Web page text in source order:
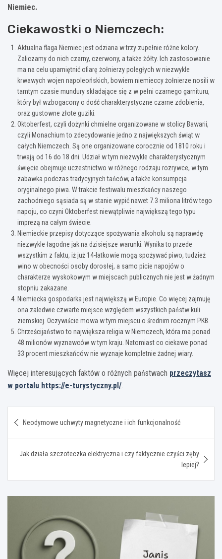
Niemiec.
Ciekawostki o Niemczech:
Aktualna flaga Niemiec jest odziana w trzy zupełnie różne kolory.
Zaliczamy do nich czarny, czerwony, a także żółty. Ich zastosowanie
ma na celu upamiętnić ofiarę żołnierzy poległych w niezwykle
krwawych wojen napoleońskich, bowiem niemieccy żołnierze nosili w
tamtym czasie mundury składające się z w pełni czarnego garnituru,
który był wzbogacony o dość charakterystyczne czarne zdobienia,
oraz gustowne złote guziki.
Oktoberfest, czyli dożynki chmielne organizowane w stolicy Bawarii,
czyli Monachium to zdecydowanie jedno z największych świąt w
całych Niemczech. Są one organizowane corocznie od 1810 roku i
trwają od 16 do 18 dni. Udział w tym niezwykle charakterystycznym
święcie obejmuje uczestnictwo w różnego rodzaju rozrywce, w tym
zabawka podczas tradycyjnych tańców, a także konsumpcja
oryginalnego piwa. W trakcie festiwalu mieszkańcy naszego
zachodniego sąsiada są w stanie wypić nawet 7.3 miliona litrów tego
napoju, co czyni Oktoberfest niewątpliwie największą tego typu
imprezą na całym świecie.
Niemieckie przepisy dotyczące spożywania alkoholu są naprawdę
niezwykle łagodne jak na dzisiejsze warunki. Wynika to przede
wszystkim z faktu, iż już 14-latkowie mogą spożywać piwo, tudzież
wino w obecności osoby dorosłej, a samo picie napojów o
charakterze wyskokowym w miejscach publicznych nie jest w żadnym
stopniu zakazane.
Niemiecka gospodarka jest największą w Europie. Co więcej zajmuję
ona zaledwie czwarte miejsce względem wszystkich państw kuli
ziemskiej. Oczywiście mowa w tym miejscu o średnim rocznym PKB.
Chrześcijaństwo to największa religia w Niemczech, która ma ponad
48 milionów wyznawców w tym kraju. Natomiast co ciekawe ponad
33 procent mieszkańców nie wyznaje kompletnie żadnej wiary.
Więcej interesujących faktów o różnych państwach przeczytasz
w portalu https://e-turystyczny.pl/.
wpisu
Neodymowe uchwyty magnetyczne i ich funkcjonalność
Jak działa szczoteczka elektryczna i czy faktycznie czyści zęby
lepiej?